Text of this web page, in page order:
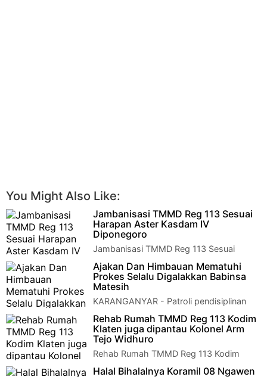
You Might Also Like:
Jambanisasi TMMD Reg 113 Sesuai
Harapan Aster Kasdam IV
Diponegoro
Jambanisasi TMMD Reg 113 Sesuai
Harapan Aster Kasdam IV Diponegoro
Klaten I Asisten Teritorial (Aster) Kasdam …
Ajakan Dan Himbauan Mematuhi
Prokes Selalu Digalakkan Babinsa
Matesih
KARANGANYAR - Patroli pendisiplinan
protokol kesehatan kepada salah satu
pedagang kaki lima disekitar jalan Matesih-Tawa…
Rehab Rumah TMMD Reg 113 Kodim
Klaten juga dipantau Kolonel Arm
Tejo Widhuro
Rehab Rumah TMMD Reg 113 Kodim
Klaten juga dipantau Kolonel Arm Tejo
Halal Bihalalnya Koramil 08 Ngawen